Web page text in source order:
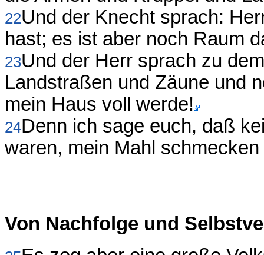
22Und der Knecht sprach:
hast; es ist aber noch Raum
23Und der Herr sprach zu
Landstraßen und Zäune und
mein Haus voll werde!
24Denn ich sage euch, daß
waren, mein Mahl
Von Nachfolge und